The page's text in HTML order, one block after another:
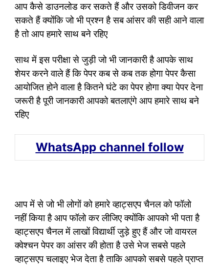
आप कैसे डाउनलोड कर सकते हैं और उसको डिवीजन कर
सकते हैं क्योंकि जो भी प्रश्न है सब आंसर की सही आने वाला
है तो आप हमारे साथ बने रहिए
साथ में इस परीक्षा से जुड़ी जो भी जानकारी है आपके साथ
शेयर करने वाले हैं कि पेपर कब से कब तक होगा पेपर कैसा
आयोजित होने वाला है कितने घंटे का पेपर होगा क्या पेपर देना
जरूरी है पूरी जानकारी आपको बतलाएंगे आप हमारे साथ बने
रहिए
WhatsApp channel follow
आप में से जो भी लोगों को हमारे व्हाट्सएप चैनल को फॉलो
नहीं किया है आप फॉलो कर लीजिए क्योंकि आपको भी पता है
व्हाट्सएप चैनल में लाखों विद्यार्थी जुड़े हुए हैं और जो वायरल
क्वेश्चन पेपर का आंसर की होता है उसे भेज सबसे पहले
व्हाट्सएप चलाइए भेज देता है ताकि आपको सबसे पहले प्राप्त